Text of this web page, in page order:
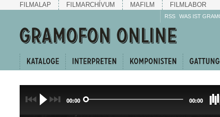
FILMALAP FILMARCHÍVUM MAFILM FILMLABOR
RSS WAS IST
00:00 00:00